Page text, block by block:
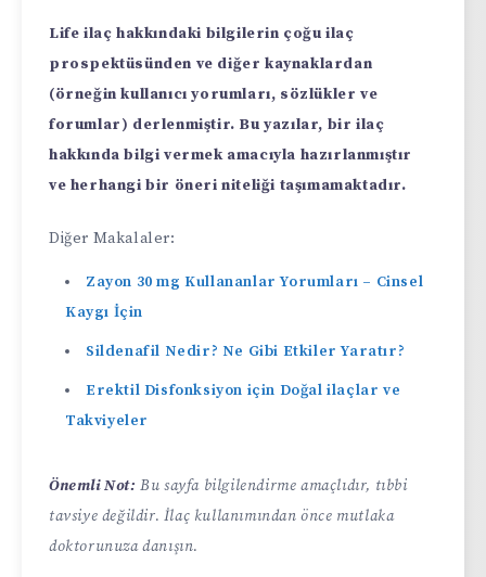
Life ilaç hakkındaki bilgilerin çoğu ilaç
prospektüsünden ve diğer kaynaklardan
(örneğin kullanıcı yorumları, sözlükler ve
forumlar) derlenmiştir. Bu yazılar, bir ilaç
hakkında bilgi vermek amacıyla hazırlanmıştır
ve herhangi bir öneri niteliği taşımamaktadır.
Diğer Makalaler:
Zayon 30 mg Kullananlar Yorumları – Cinsel
Kaygı İçin
Sildenafil Nedir? Ne Gibi Etkiler Yaratır?
Erektil Disfonksiyon için Doğal ilaçlar ve
Takviyeler
Önemli Not: Bu sayfa bilgilendirme amaçlıdır, tıbbi
tavsiye değildir. İlaç kullanımından önce mutlaka
doktorunuza danışın.